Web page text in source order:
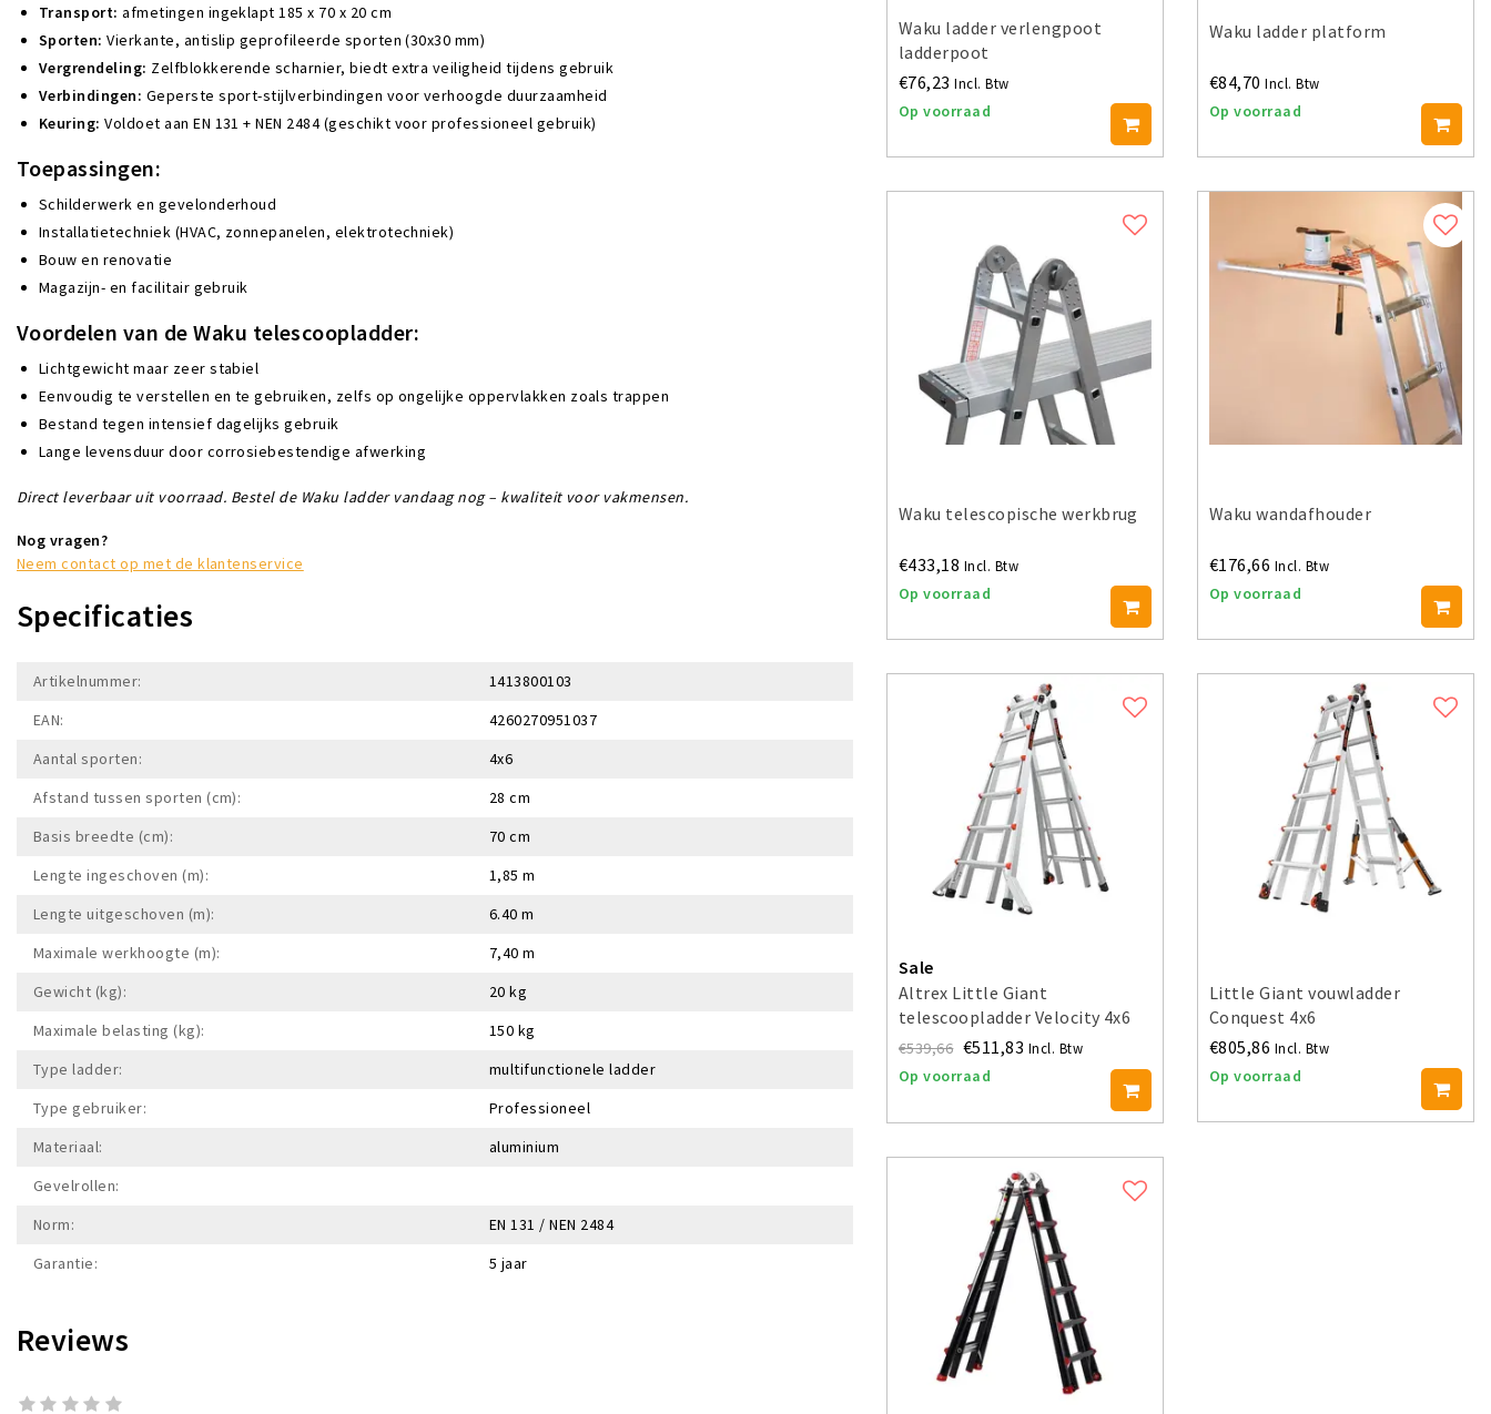
Transport: afmetingen ingeklapt 185 x 70 x 20 cm
Sporten: Vierkante, antislip geprofileerde sporten (30x30 mm)
Vergrendeling: Zelfblokkerende scharnier, biedt extra veiligheid tijdens gebruik
Verbindingen: Geperste sport-stijlverbindingen voor verhoogde duurzaamheid
Keuring: Voldoet aan EN 131 + NEN 2484 (geschikt voor professioneel gebruik)
Toepassingen:
Schilderwerk en gevelonderhoud
Installatietechniek (HVAC, zonnepanelen, elektrotechniek)
Bouw en renovatie
Magazijn- en facilitair gebruik
Voordelen van de Waku telescoopladder:
Lichtgewicht maar zeer stabiel
Eenvoudig te verstellen en te gebruiken, zelfs op ongelijke oppervlakken zoals trappen
Bestand tegen intensief dagelijks gebruik
Lange levensduur door corrosiebestendige afwerking
Direct leverbaar uit voorraad. Bestel de Waku ladder vandaag nog – kwaliteit voor vakmensen.
Nog vragen?
Neem contact op met de klantenservice
Specificaties
Artikelnummer:
1413800103
EAN:
4260270951037
Aantal sporten:
4x6
Afstand tussen sporten (cm):
28 cm
Basis breedte (cm):
70 cm
Lengte ingeschoven (m):
1,85 m
Lengte uitgeschoven (m):
6.40 m
Maximale werkhoogte (m):
7,40 m
Gewicht (kg):
20 kg
Maximale belasting (kg):
150 kg
Type ladder:
multifunctionele ladder
Type gebruiker:
Professioneel
Materiaal:
aluminium
Gevelrollen:
Norm:
EN 131 / NEN 2484
Garantie:
5 jaar
Reviews
Waku ladder verlengpoot
ladderpoot
€76,23 Incl. Btw
Op voorraad
Waku ladder platform
€84,70 Incl. Btw
Op voorraad
Waku telescopische werkbrug
€433,18 Incl. Btw
Op voorraad
Waku wandafhouder
€176,66 Incl. Btw
Op voorraad
Sale
Altrex Little Giant
telescoopladder Velocity 4x6
€539,66 €511,83 Incl. Btw
Op voorraad
Little Giant vouwladder
Conquest 4x6
€805,86 Incl. Btw
Op voorraad